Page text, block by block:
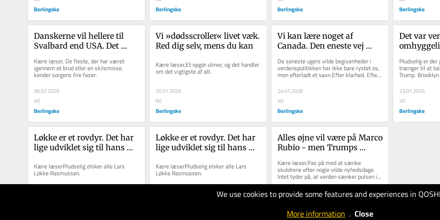
We use cookies to provide some features and experiences in
More information . Close
Berlingske Berlingske Berlingske Berlingske
Danskerne vil hellere til
Svalbard end USA. Det
Kære læser, De fleste, der har været
igennem et brud eller en skilsmisse,
kender sorgens fire faser.
06.02.2026
40
Berlingske
Vi »dødsscroller« livet væk.
Red dig selv, mens du kan
Kære læser,Et opgør ulmer, og det handler
om det vigtigste af alt.
30.01.2026
60
Berlingske
Vi kan lære noget af
Canada. Den eneste vej
De seneste ugers vilde begivenheder i
verdenspolitikken har ikke bare rystet os,
men efterladt et savn.Efter klarhed. Efter
24.01.2026
40
Berlingske
Det var
Beckham
Pludselig er
trænger til at
Trump.
verbal
23.01.2026
40
Berlingske
Løkke er et rovdyr. Det har
lige udviklet sig til hans
Kære læserPludselig elsker alle Lars
Løkke Rasmussen.
Løkke er et rovdyr. Det har
lige udviklet sig til hans
Kære læserPludselig elsker alle Lars
Løkke Rasmussen.
Alles øjne vil være på Marco
Rubio - men Trumps
Kære læser,Pas på med at sænke
skuldrene efter nogle vilde nyhedsdage.
Intet tyder på, at verden sænker pulsen i
dagene, der kommer.
10.01.2026
40
Berlingske